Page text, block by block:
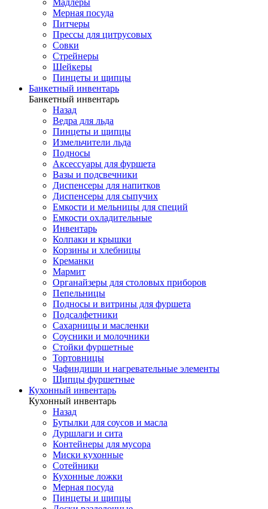
Мадлеры
Мерная посуда
Питчеры
Прессы для цитрусовых
Совки
Стрейнеры
Шейкеры
Пинцеты и щипцы
Банкетный инвентарь
Банкетный инвентарь
Назад
Ведра для льда
Пинцеты и щипцы
Измельчители льда
Подносы
Аксессуары для фуршета
Вазы и подсвечники
Диспенсеры для напитков
Диспенсеры для сыпучих
Емкости и мельницы для специй
Емкости охладительные
Инвентарь
Колпаки и крышки
Корзины и хлебницы
Креманки
Мармит
Органайзеры для столовых приборов
Пепельницы
Подносы и витрины для фуршета
Подсалфетники
Сахарницы и масленки
Соусники и молочники
Стойки фуршетные
Тортовницы
Чафиндиши и нагревательные элементы
Щипцы фуршетные
Кухонный инвентарь
Кухонный инвентарь
Назад
Бутылки для соусов и масла
Дуршлаги и сита
Контейнеры для мусора
Миски кухонные
Сотейники
Кухонные ложки
Мерная посуда
Пинцеты и щипцы